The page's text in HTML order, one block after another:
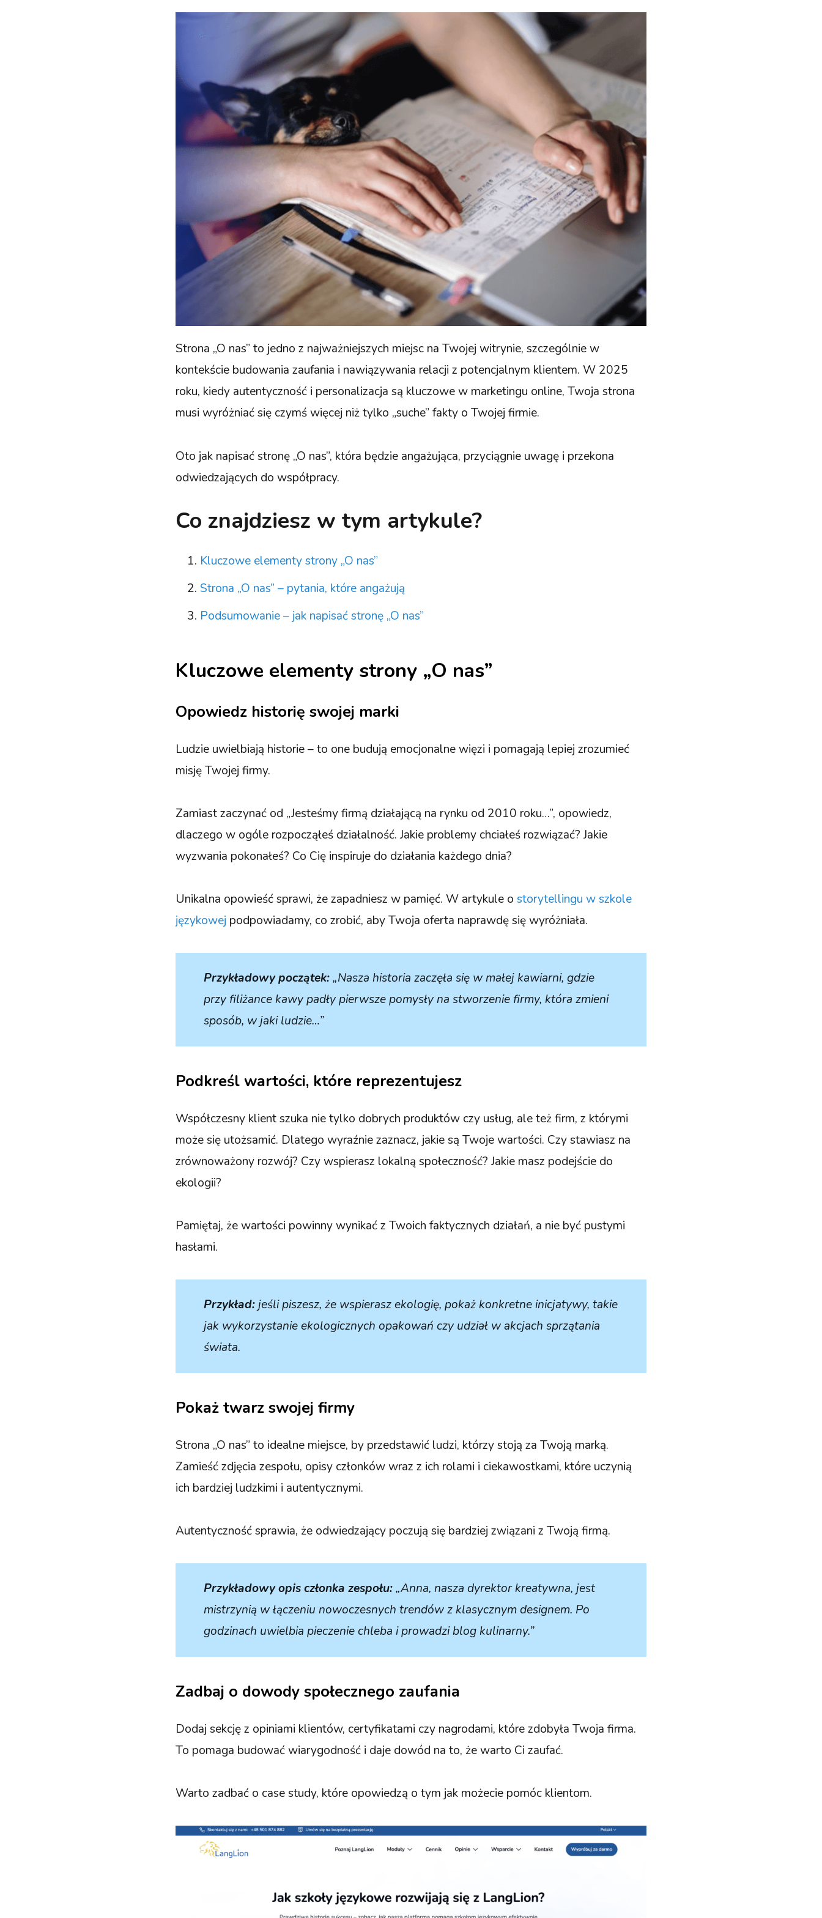
Strona „O nas” to jedno z najważniejszych miejsc na Twojej witrynie, szczególnie w
kontekście budowania zaufania i nawiązywania relacji z potencjalnym klientem. W 2025
roku, kiedy autentyczność i personalizacja są kluczowe w marketingu online, Twoja strona
musi wyróżniać się czymś więcej niż tylko „suche” fakty o Twojej firmie.
Oto jak napisać stronę „O nas”, która będzie angażująca, przyciągnie uwagę i przekona
odwiedzających do współpracy.
Co znajdziesz w tym artykule?
Kluczowe elementy strony „O nas”
Strona „O nas” – pytania, które angażują
Podsumowanie – jak napisać stronę „O nas”
Kluczowe elementy strony „O nas”
Opowiedz historię swojej marki
Ludzie uwielbiają historie – to one budują emocjonalne więzi i pomagają lepiej zrozumieć
misję Twojej firmy.
Zamiast zaczynać od „Jesteśmy firmą działającą na rynku od 2010 roku…”, opowiedz,
dlaczego w ogóle rozpocząłeś działalność. Jakie problemy chciałeś rozwiązać? Jakie
wyzwania pokonałeś? Co Cię inspiruje do działania każdego dnia?
Unikalna opowieść sprawi, że zapadniesz w pamięć. W artykule o storytellingu w szkole
językowej podpowiadamy, co zrobić, aby Twoja oferta naprawdę się wyróżniała.
Przykładowy początek:„Nasza historia zaczęła się w małej kawiarni, gdzie
przy filiżance kawy padły pierwsze pomysły na stworzenie firmy, która zmieni
sposób, w jaki ludzie…”
Podkreśl wartości, które reprezentujesz
Współczesny klient szuka nie tylko dobrych produktów czy usług, ale też firm, z którymi
może się utożsamić. Dlatego wyraźnie zaznacz, jakie są Twoje wartości. Czy stawiasz na
zrównoważony rozwój? Czy wspierasz lokalną społeczność? Jakie masz podejście do
ekologii?
Pamiętaj, że wartości powinny wynikać z Twoich faktycznych działań, a nie być pustymi
hasłami.
Przykład:jeśli piszesz, że wspierasz ekologię, pokaż konkretne inicjatywy, takie
jak wykorzystanie ekologicznych opakowań czy udział w akcjach sprzątania
świata.
Pokaż twarz swojej firmy
Strona „O nas” to idealne miejsce, by przedstawić ludzi, którzy stoją za Twoją marką.
Zamieść zdjęcia zespołu, opisy członków wraz z ich rolami i ciekawostkami, które uczynią
ich bardziej ludzkimi i autentycznymi.
Autentyczność sprawia, że odwiedzający poczują się bardziej związani z Twoją firmą.
Przykładowy opis członka zespołu:„Anna, nasza dyrektor kreatywna, jest
mistrzynią w łączeniu nowoczesnych trendów z klasycznym designem. Po
godzinach uwielbia pieczenie chleba i prowadzi blog kulinarny.”
Zadbaj o dowody społecznego zaufania
Dodaj sekcję z opiniami klientów, certyfikatami czy nagrodami, które zdobyła Twoja firma.
To pomaga budować wiarygodność i daje dowód na to, że warto Ci zaufać.
Warto zadbać o case study, które opowiedzą o tym jak możecie pomóc klientom.